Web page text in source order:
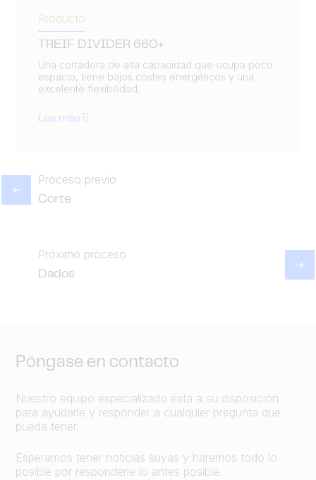
Producto
TREIF DIVIDER 660+
Una cortadora de alta capacidad que ocupa poco
espacio, tiene bajos costes energéticos y una
excelente flexibilidad.
Lea más
Proceso previo
Corte
Próximo proceso
Dados
Póngase en contacto
Nuestro equipo especializado está a su disposición
para ayudarle y responder a cualquier pregunta que
pueda tener.
Esperamos tener noticias suyas y haremos todo lo
posible por responderle lo antes posible.